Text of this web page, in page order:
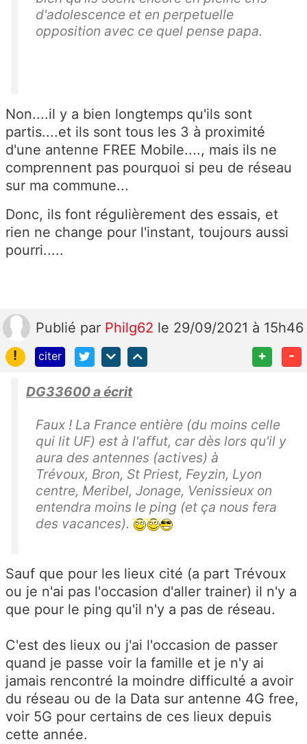
d'adolescence et en perpetuelle
opposition avec ce quel pense papa.
Non....il y a bien longtemps qu'ils sont
partis....et ils sont tous les 3 à proximité
d'une antenne FREE Mobile...., mais ils ne
comprennent pas pourquoi si peu de réseau
sur ma commune...
Donc, ils font régulièrement des essais, et
rien ne change pour l'instant, toujours aussi
pourri.....
Publié par Philg62 le 29/09/2021 à 15h46
!
citer + -
DG33600 a écrit
Faux ! La France entière (du moins celle
qui lit UF) est à l'affut, car dès lors qu'il y
aura des antennes (actives) à
Trévoux, Bron, St Priest, Feyzin, Lyon
centre, Meribel, Jonage, Venissieux on
entendra moins le ping (et ça nous fera
des vacances).
Sauf que pour les lieux cité (a part Trévoux
ou je n'ai pas l'occasion d'aller trainer) il n'y a
que pour le ping qu'il n'y a pas de réseau.
C'est des lieux ou j'ai l'occasion de passer
quand je passe voir la famille et je n'y ai
jamais rencontré la moindre difficulté a avoir
du réseau ou de la Data sur antenne 4G free,
voir 5G pour certains de ces lieux depuis
cette année.